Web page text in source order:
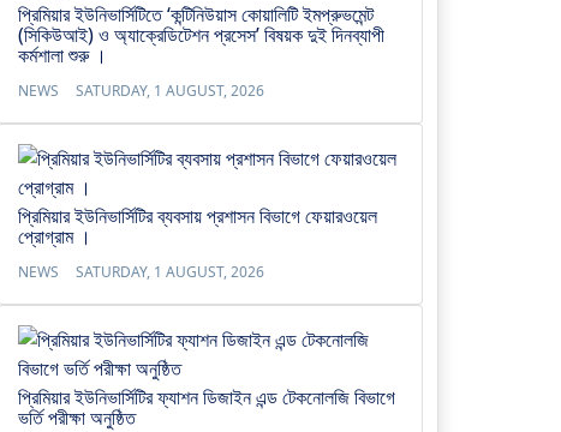
প্রিমিয়ার ইউনিভার্সিটিতে ‘কন্টিনিউয়াস কোয়ালিটি ইমপ্রুভমেন্ট
(সিকিউআই) ও অ্যাক্রেডিটেশন প্রসেস’ বিষয়ক দুই দিনব্যাপী
কর্মশালা শুরু ।
NEWS SATURDAY, 1 AUGUST, 2026
প্রিমিয়ার ইউনিভার্সিটির ব্যবসায় প্রশাসন বিভাগে ফেয়ারওয়েল
প্রোগ্রাম ।
NEWS SATURDAY, 1 AUGUST, 2026
প্রিমিয়ার ইউনিভার্সিটির ফ্যাশন ডিজাইন এন্ড টেকনোলজি বিভাগে
ভর্তি পরীক্ষা অনুষ্ঠিত